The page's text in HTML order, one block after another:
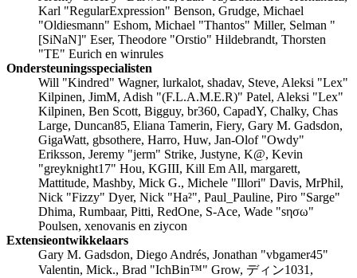
Karl "RegularExpression" Benson, Grudge, Michael
"Oldiesmann" Eshom, Michael "Thantos" Miller, Selman "
[SiNaN]" Eser, Theodore "Orstio" Hildebrandt, Thorsten
"TE" Eurich en winrules
Ondersteuningsspecialisten
Will "Kindred" Wagner, lurkalot, shadav, Steve, Aleksi "Lex"
Kilpinen, JimM, Adish "(F.L.A.M.E.R)" Patel, Aleksi "Lex"
Kilpinen, Ben Scott, Bigguy, br360, CapadY, Chalky, Chas
Large, Duncan85, Eliana Tamerin, Fiery, Gary M. Gadsdon,
GigaWatt, gbsothere, Harro, Huw, Jan-Olof "Owdy"
Eriksson, Jeremy "jerm" Strike, Justyne, K@, Kevin
"greyknight17" Hou, KGIII, Kill Em All, margarett,
Mattitude, Mashby, Mick G., Michele "Illori" Davis, MrPhil,
Nick "Fizzy" Dyer, Nick "Ha²", Paul_Pauline, Piro "Sarge"
Dhima, Rumbaar, Pitti, RedOne, S-Ace, Wade "sησω"
Poulsen, xenovanis en ziycon
Extensieontwikkelaars
Gary M. Gadsdon, Diego Andrés, Jonathan "vbgamer45"
Valentin, Mick., Brad "IchBin™" Grow, ディン1031,